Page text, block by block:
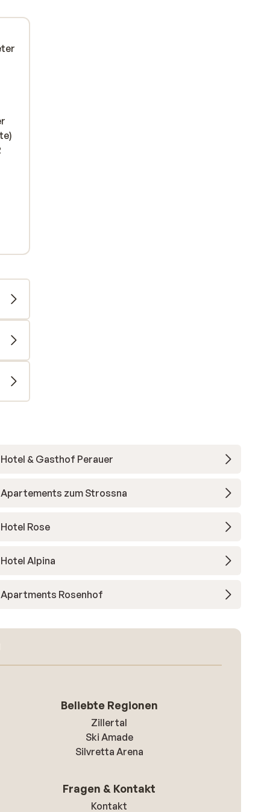
Hotel & Gasthof Perauer
Apartements zum Strossna
Hotel Rose
Hotel Alpina
Apartments Rosenhof
Beliebte Regionen
Zillertal
Ski Amade
Silvretta Arena
Fragen & Kontakt
Kontakt